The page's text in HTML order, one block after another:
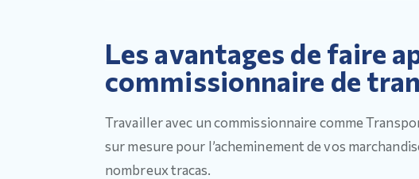
Les avantages de faire
commissionnaire de
Travailler avec un commissionnaire comme
sur mesure pour l’acheminement de vos
nombreux tracas.